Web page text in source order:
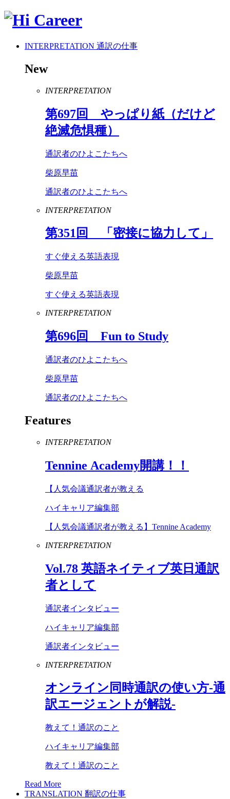
INTERPRETATION 通訳の仕事
New
INTERPRETATION
第697回 やっぱり紙（だけど
絶滅危惧種）
通訳者のひよこたちへ
柴原早苗
通訳者のひよこたちへ
INTERPRETATION
第351回 「密接に協力して」
すぐ使える英語表現
柴原早苗
すぐ使える英語表現
INTERPRETATION
第696回 Fun to Study
通訳者のひよこたちへ
柴原早苗
通訳者のひよこたちへ
Features
INTERPRETATION
Tennine Academy開講！！
【人気会議通訳者が教える
ハイキャリア編集部
【人気会議通訳者が教える】Tennine Academy
INTERPRETATION
Vol.78 英語ネイティブ英日通訳
者として
通訳者インタビュー
ハイキャリア編集部
通訳者インタビュー
INTERPRETATION
オンライン同時通訳の使い方-通
訳エージェントが解説-
教えて！通訳のこと
ハイキャリア編集部
教えて！通訳のこと
Read More
TRANSLATION 翻訳の仕事